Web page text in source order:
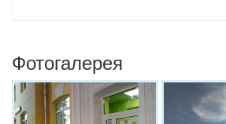
Фотогалерея